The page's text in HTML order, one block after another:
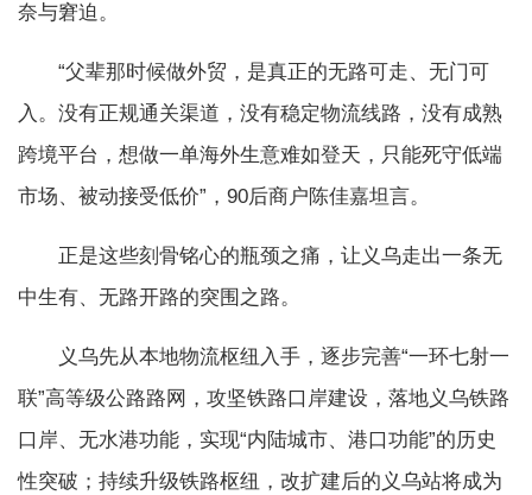
奈与窘迫。
“父辈那时候做外贸，是真正的无路可走、无门可
入。没有正规通关渠道，没有稳定物流线路，没有成熟
跨境平台，想做一单海外生意难如登天，只能死守低端
市场、被动接受低价”，90后商户陈佳嘉坦言。
正是这些刻骨铭心的瓶颈之痛，让义乌走出一条无
中生有、无路开路的突围之路。
义乌先从本地物流枢纽入手，逐步完善“一环七射一
联”高等级公路路网，攻坚铁路口岸建设，落地义乌铁路
口岸、无水港功能，实现“内陆城市、港口功能”的历史
性突破；持续升级铁路枢纽，改扩建后的义乌站将成为